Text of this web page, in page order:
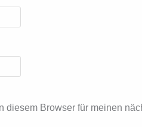
diesem Browser für meinen